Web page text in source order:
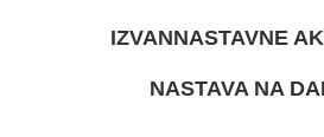
IZVANNASTAVNE
NASTAVA NA